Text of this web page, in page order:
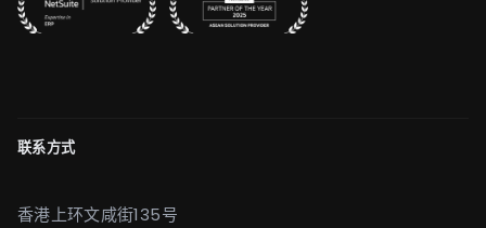
联系方式
香港上环文咸街135号